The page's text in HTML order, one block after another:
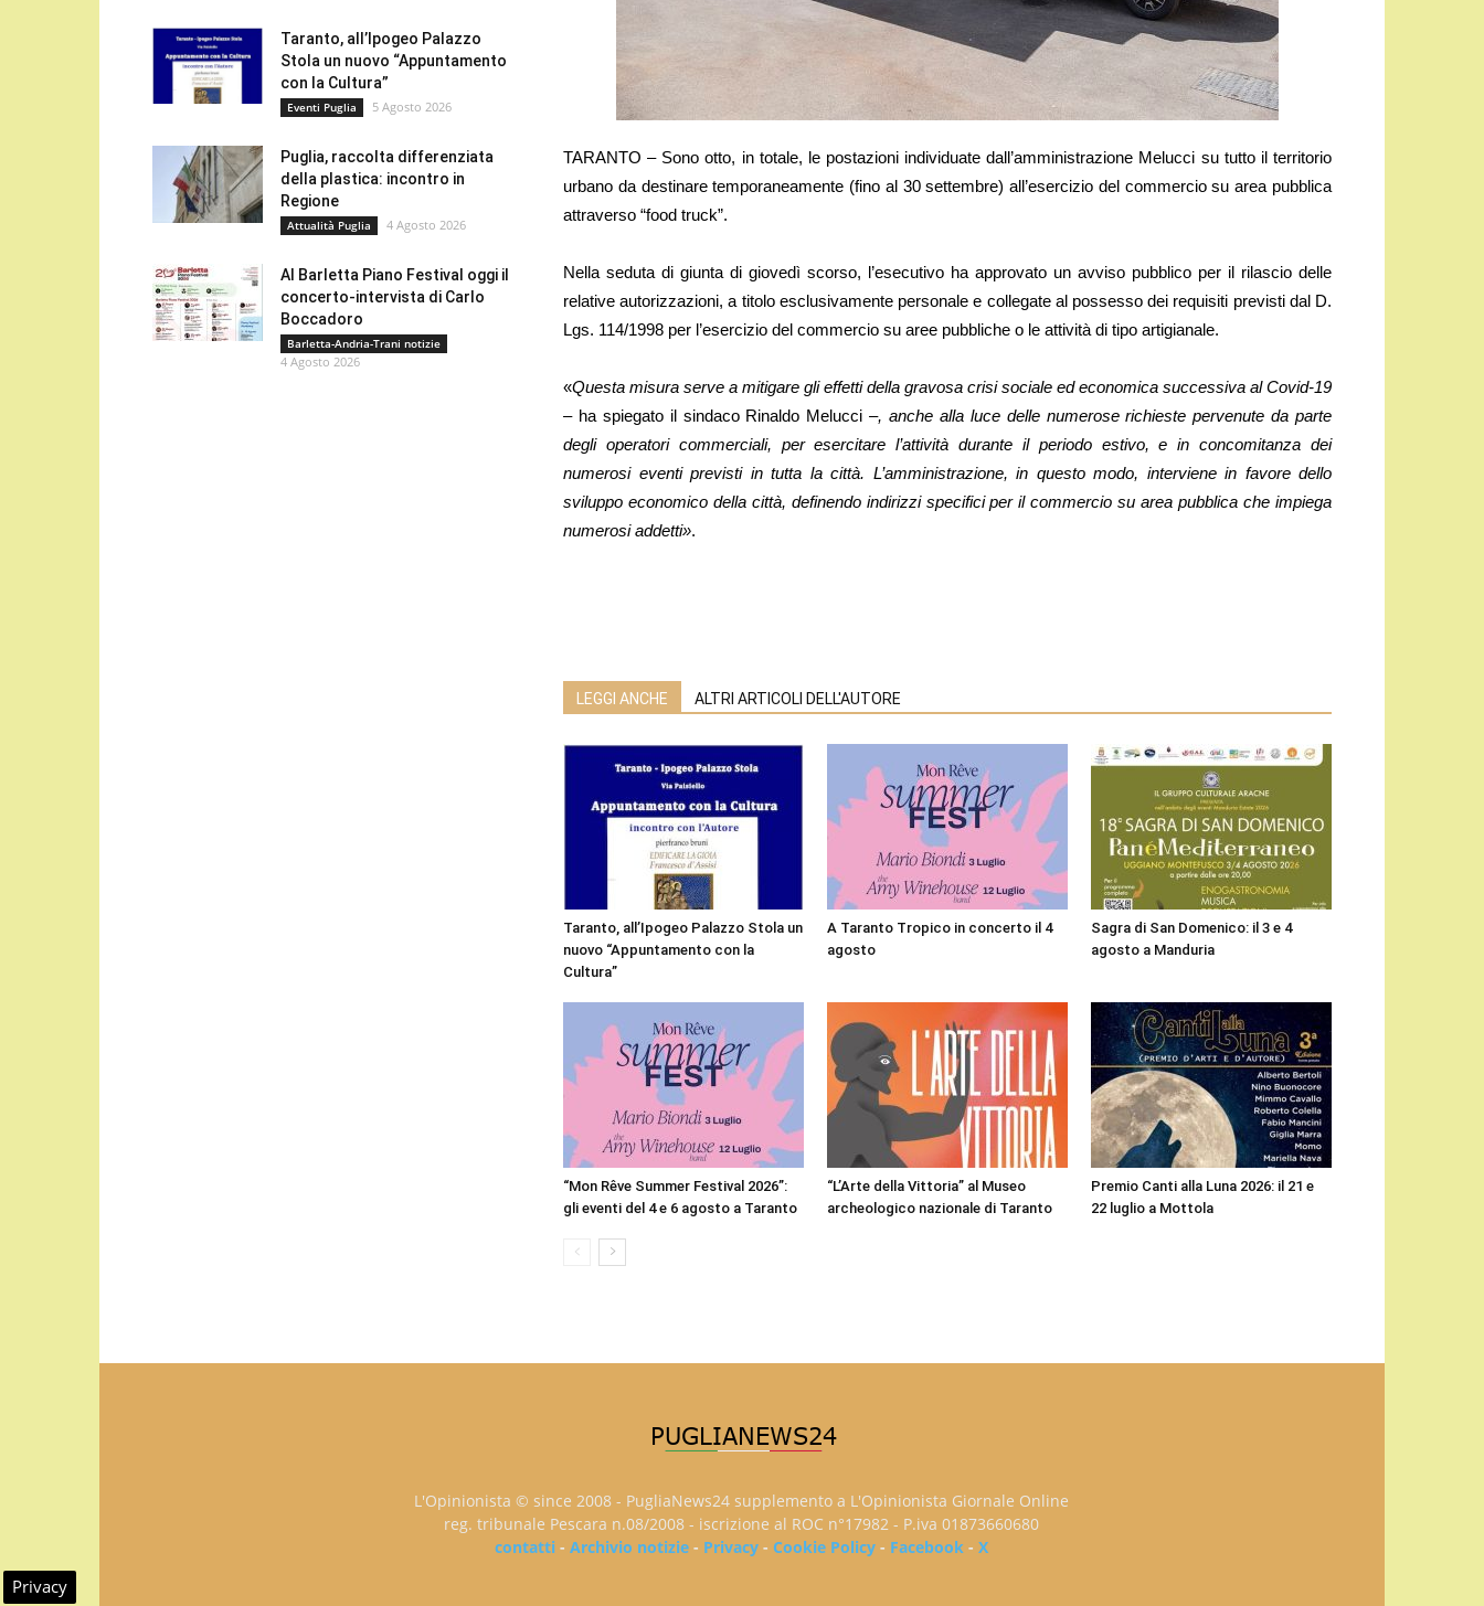
TARANTO – Sono otto, in totale, le postazioni individuate dall’amministrazione Melucci su tutto il territorio
urbano da destinare temporaneamente (fino al 30 settembre) all’esercizio del commercio su area pubblica
attraverso “food truck”.
Nella seduta di giunta di giovedì scorso, l’esecutivo ha approvato un avviso pubblico per il rilascio delle
relative autorizzazioni, a titolo esclusivamente personale e collegate al possesso dei requisiti previsti dal D.
Lgs. 114/1998 per l’esercizio del commercio su aree pubbliche o le attività di tipo artigianale.
«Questa misura serve a mitigare gli effetti della gravosa crisi sociale ed economica successiva al Covid-19
– ha spiegato il sindaco Rinaldo Melucci–, anche alla luce delle numerose richieste pervenute da parte
degli operatori commerciali, per esercitare l’attività durante il periodo estivo, e in concomitanza dei
numerosi eventi previsti in tutta la città. L’amministrazione, in questo modo, interviene in favore dello
sviluppo economico della città, definendo indirizzi specifici per il commercio su area pubblica che impiega
numerosi addetti».
LEGGI ANCHE ALTRI ARTICOLI DELL'AUTORE
Taranto, all’Ipogeo Palazzo Stola un
nuovo “Appuntamento con la
Cultura”
A Taranto Tropico in concerto il 4
agosto
Sagra di San Domenico: il 3 e 4
agosto a Manduria
“Mon Rêve Summer Festival 2026”:
gli eventi del 4 e 6 agosto a Taranto
“L’Arte della Vittoria” al Museo
archeologico nazionale di Taranto
Premio Canti alla Luna 2026: il 21 e
22 luglio a Mottola
Taranto, all’Ipogeo Palazzo
Stola un nuovo “Appuntamento
con la Cultura”
Eventi Puglia 5 Agosto 2026
Puglia, raccolta differenziata
della plastica: incontro in
Regione
Attualità Puglia 4 Agosto 2026
Al Barletta Piano Festival oggi il
concerto-intervista di Carlo
Boccadoro
Barletta-Andria-Trani notizie
4 Agosto 2026
L'Opinionista © since 2008 - PugliaNews24 supplemento a L'Opinionista Giornale Online
reg. tribunale Pescara n.08/2008 - iscrizione al ROC n°17982 - P.iva 01873660680
contatti -Archivio notizie - Privacy - Cookie Policy - Facebook -X
Privacy